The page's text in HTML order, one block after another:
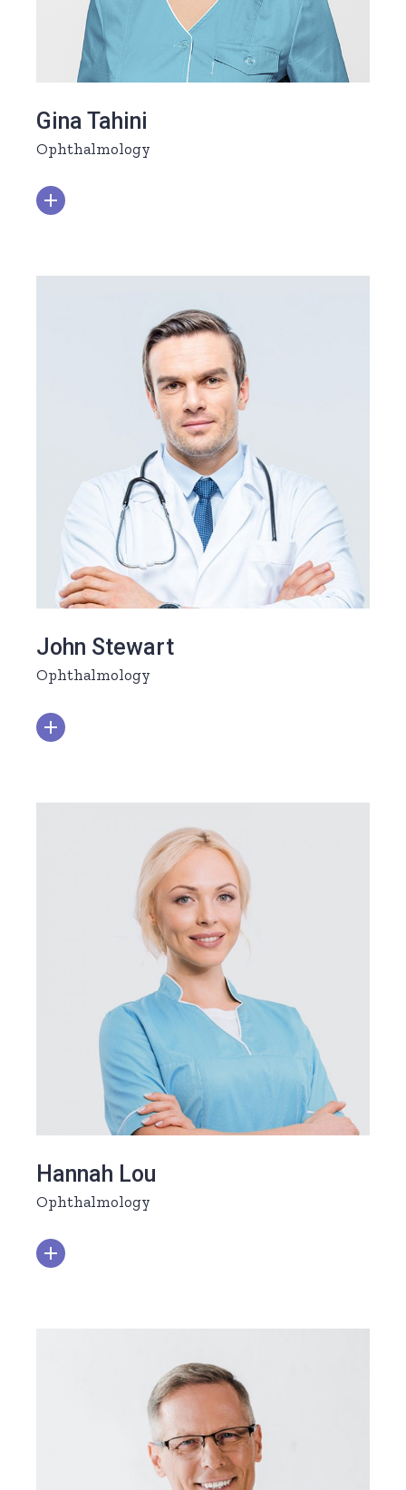
Gina Tahini
Ophthalmology
John Stewart
Ophthalmology
Hannah Lou
Ophthalmology